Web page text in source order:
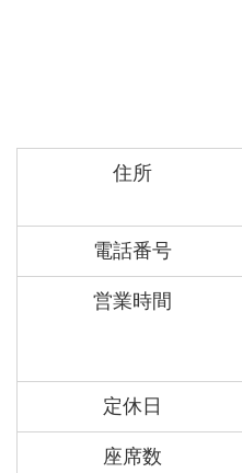
住所
電話番号
営業時間
定休日
座席数